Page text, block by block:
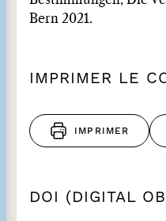
Bern 2021.
IMPRIMER LE
IMPRIMER
DOI (DIGITAL